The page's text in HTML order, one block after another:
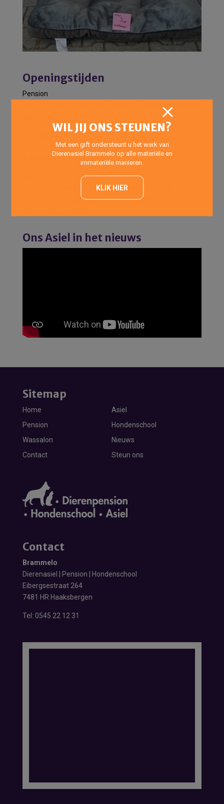
Openingstijden
Pension
Voor het halen en brengen van pensiondieren het gehele
Elke dag van de week:
’s Morgens: 10:00 uur -12:00 uur
’s Avonds : 17:00 uur -18:00 uur
Op telefonische afspraak elke dag van de week.
Vrijdags: 14:00 uur – 20:00 uur (Inloopmiddag- en avond
Ons Asiel in het nieuws
WIL JIJ ONS STEUNEN?
Met een gift ondersteunt u het werk van
Dierenasiel Brammelo op alle materiële en
immateriële manieren.
KLIK HIER
Sitemap
Home
Asiel
Pension
Hondenschool
Wassalon
Nieuws
Contact
Steun ons
Contact
Brammelo
Dierenasiel | Pension | Hondenschool
Eibergsestraat 264
7481 HR Haaksbergen
Tel: 0545 22 12 31